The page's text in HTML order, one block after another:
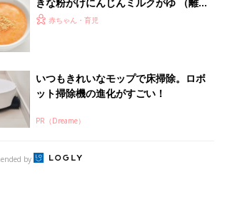
いつから？進め方は？「たまひよ きほんの離
悩みや初めての離乳食作りに役立つ
お金
出産・育児にかかる費用やもらえる補助
金を解説